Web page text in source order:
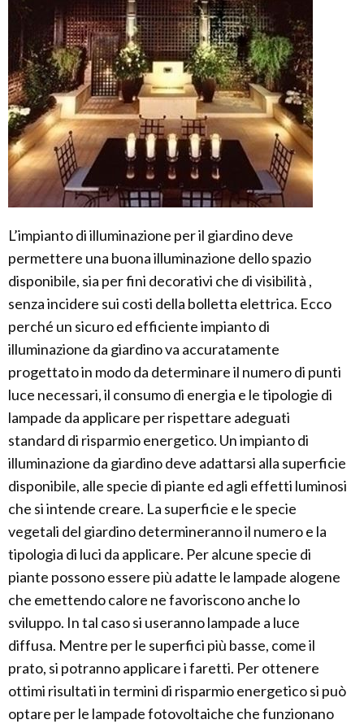
L’impianto di illuminazione per il giardino deve
permettere una buona illuminazione dello spazio
disponibile, sia per fini decorativi che di visibilità ,
senza incidere sui costi della bolletta elettrica. Ecco
perché un sicuro ed efficiente impianto di
illuminazione da giardino va accuratamente
progettato in modo da determinare il numero di punti
luce necessari, il consumo di energia e le tipologie di
lampade da applicare per rispettare adeguati
standard di risparmio energetico. Un impianto di
illuminazione da giardino deve adattarsi alla superficie
disponibile, alle specie di piante ed agli effetti luminosi
che si intende creare. La superficie e le specie
vegetali del giardino determineranno il numero e la
tipologia di luci da applicare. Per alcune specie di
piante possono essere più adatte le lampade alogene
che emettendo calore ne favoriscono anche lo
sviluppo. In tal caso si useranno lampade a luce
diffusa. Mentre per le superfici più basse, come il
prato, si potranno applicare i faretti. Per ottenere
ottimi risultati in termini di risparmio energetico si può
optare per le lampade fotovoltaiche che funzionano